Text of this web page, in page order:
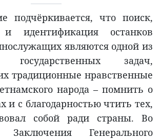
подчёркивается, что поиск,
и идентификация останков
являются одной из
государственных задач,
традиционные нравственные
народа – помнить о
и с благодарностью чтить тех,
собой ради страны. Во
Заключения Генерального